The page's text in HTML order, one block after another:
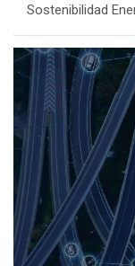
Sostenibilidad